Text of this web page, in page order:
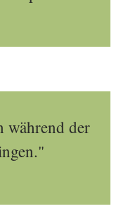
während der